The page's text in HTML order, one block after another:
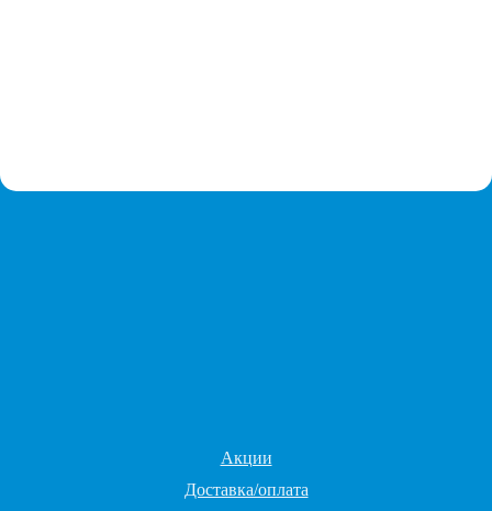
Акции
Доставка/оплата